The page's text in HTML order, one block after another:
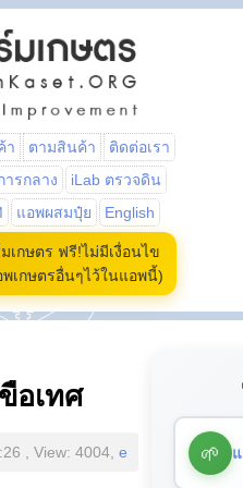
า ตามสินค้า
ติดต่อเรา
รกลาง
iLab ตรวจดิน
แอพผสมปุ๋ย English
เกษตร ฟรี!ไม่มีเงื่อนไข
เกษตรอื่นๆไว้ในแอพนี้)
อเทศ
, View: 4004, e 🌱